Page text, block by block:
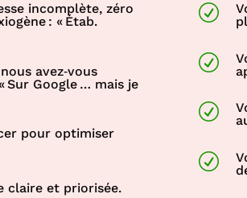
incomplète, zéro
: « Étab.
avez‑vous
Sur Google … mais je
pour optimiser
claire et priorisée.
R
R
R
R